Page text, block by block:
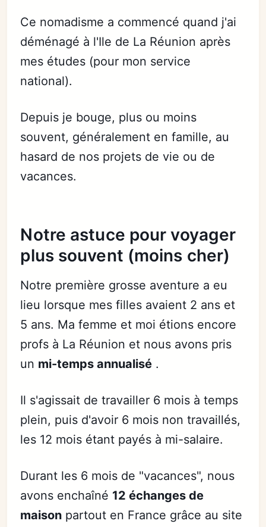
Ce nomadisme a commencé quand j'ai
déménagé à l'Ile de La Réunion après
mes études (pour mon service
national).
Depuis je bouge, plus ou moins
souvent, généralement en famille, au
hasard de nos projets de vie ou de
vacances.
Notre astuce pour voyager
plus souvent (moins cher)
Notre première grosse aventure a eu
lieu lorsque mes filles avaient 2 ans et
5 ans. Ma femme et moi étions encore
profs à La Réunion et nous avons pris
un mi-temps annualisé .
Il s'agissait de travailler 6 mois à temps
plein, puis d'avoir 6 mois non travaillés,
les 12 mois étant payés à mi-salaire.
Durant les 6 mois de "vacances", nous
avons enchaîné 12 échanges de
maison partout en France grâce au site